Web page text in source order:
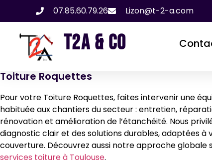
07.85.60.79.26 Lizon@t-2-a.com
T2A & CO
Toiture Roquettes
Pour votre Toiture Roquettes, faites intervenir une
habituée aux chantiers du secteur : entretien,
rénovation et amélioration de l’étanchéité. Nous
diagnostic clair et des solutions durables, adaptées à
couverture. Découvrez aussi notre approche globale
services toiture à Toulouse.